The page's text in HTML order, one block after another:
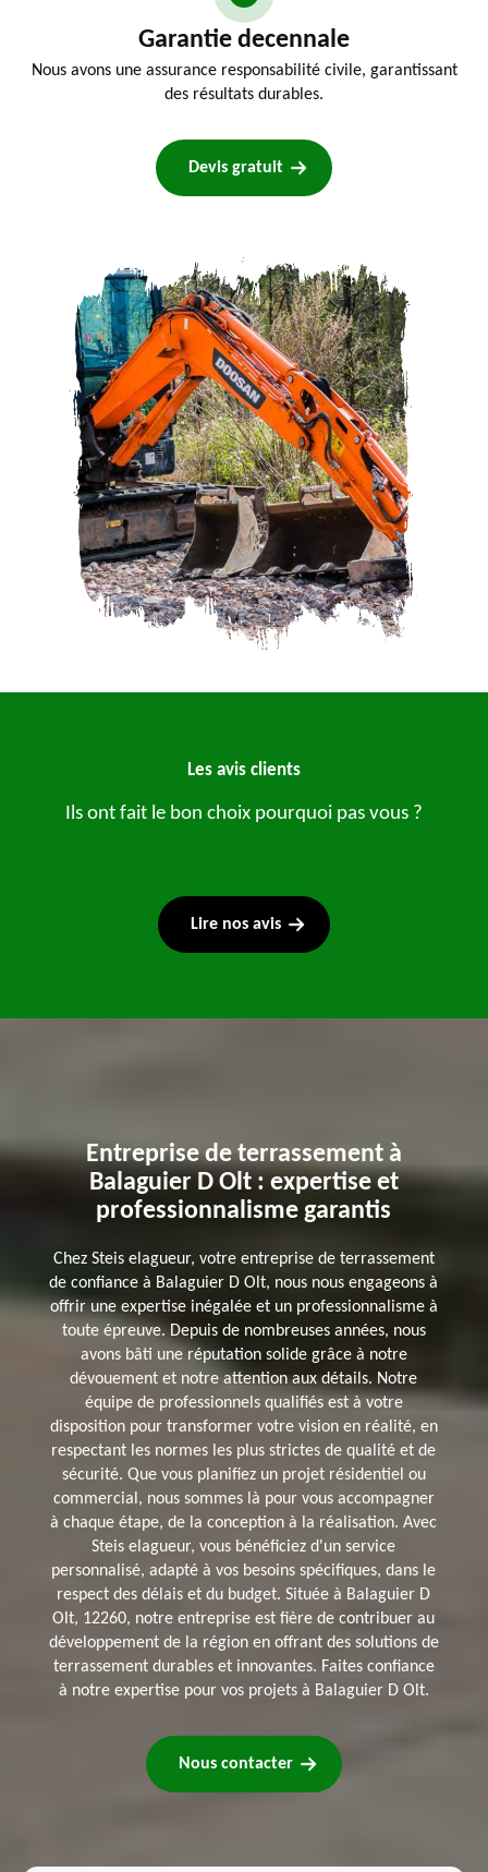
Garantie decennale
Nous avons une assurance responsabilité civile, garantissant
des résultats durables.
Devis gratuit
Les avis clients
Ils ont fait le bon choix pourquoi pas vous ?
Lire nos avis
Entreprise de terrassement à
Balaguier D Olt : expertise et
professionnalisme garantis
Chez Steis elagueur, votre entreprise de terrassement
de confiance à Balaguier D Olt, nous nous engageons à
offrir une expertise inégalée et un professionnalisme à
toute épreuve. Depuis de nombreuses années, nous
avons bâti une réputation solide grâce à notre
dévouement et notre attention aux détails. Notre
équipe de professionnels qualifiés est à votre
disposition pour transformer votre vision en réalité, en
respectant les normes les plus strictes de qualité et de
sécurité. Que vous planifiez un projet résidentiel ou
commercial, nous sommes là pour vous accompagner
à chaque étape, de la conception à la réalisation. Avec
Steis elagueur, vous bénéficiez d'un service
personnalisé, adapté à vos besoins spécifiques, dans le
respect des délais et du budget. Située à Balaguier D
Olt, 12260, notre entreprise est fière de contribuer au
développement de la région en offrant des solutions de
terrassement durables et innovantes. Faites confiance
à notre expertise pour vos projets à Balaguier D Olt.
Nous contacter